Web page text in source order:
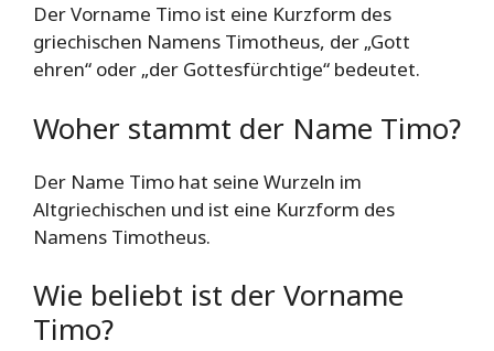
Der Vorname Timo ist eine Kurzform des
griechischen Namens Timotheus, der „Gott
ehren“ oder „der Gottesfürchtige“ bedeutet.
Woher stammt der Name Timo?
Der Name Timo hat seine Wurzeln im
Altgriechischen und ist eine Kurzform des
Namens Timotheus.
Wie beliebt ist der Vorname
Timo?